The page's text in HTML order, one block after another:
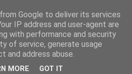
alles
Google to deliver its services
IP address and user-agent are
with performance and security
of service, generate usage
and address abuse.
MORE GOT IT